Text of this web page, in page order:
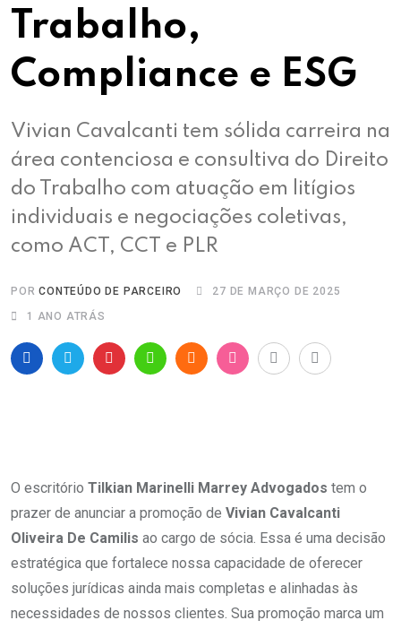
Trabalho,
Compliance e ESG
Vivian Cavalcanti tem sólida carreira na
área contenciosa e consultiva do Direito
do Trabalho com atuação em litígios
individuais e negociações coletivas,
como ACT, CCT e PLR
PORCONTEÚDO DE PARCEIRO
27 DE MARÇO DE 2025
1 ANO ATRÁS
O escritório Tilkian Marinelli Marrey Advogados tem o
prazer de anunciar a promoção de Vivian Cavalcanti
Oliveira De Camilis ao cargo de sócia. Essa é uma decisão
estratégica que fortalece nossa capacidade de oferecer
soluções jurídicas ainda mais completas e alinhadas às
necessidades de nossos clientes. Sua promoção marca um